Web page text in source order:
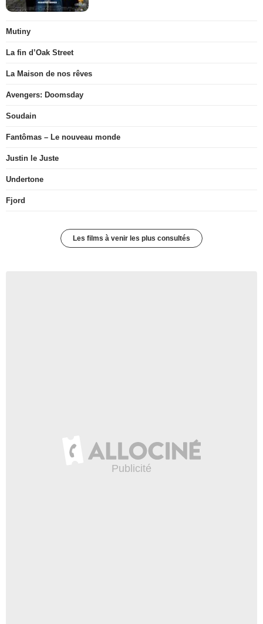
Mutiny
La fin d’Oak Street
La Maison de nos rêves
Avengers: Doomsday
Soudain
Fantômas – Le nouveau monde
Justin le Juste
Undertone
Fjord
Les films à venir les plus consultés